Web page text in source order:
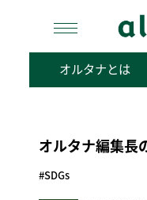
検
オルタナとは
オルタナ編集長
#SDGs